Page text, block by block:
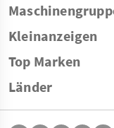
Kleinanzeigen
Top Marken
Länder